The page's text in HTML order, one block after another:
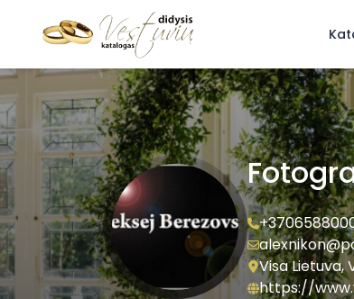
Visa Lietuva,
https://